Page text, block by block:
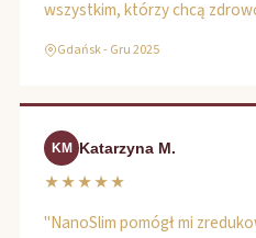
wszystkim, którzy chcą
Gdańsk - Gru 2025
KM Katarzyna M.
★★★★★
"NanoSlim pomógł mi